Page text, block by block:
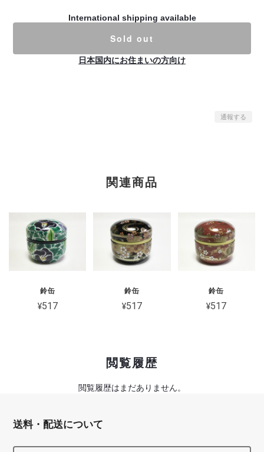
International shipping available
Sold out
日本国内にお住まいの方向け
通報する
関連商品
鈴缶
¥517
鈴缶
¥517
鈴缶
¥517
閲覧履歴
閲覧履歴はまだありません。
送料・配送について